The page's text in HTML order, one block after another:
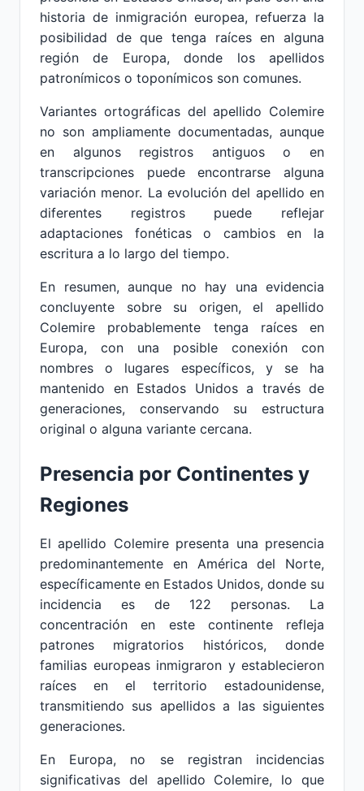
historia de inmigración europea, refuerza la
posibilidad de que tenga raíces en alguna
región de Europa, donde los apellidos
patronímicos o toponímicos son comunes.
Variantes ortográficas del apellido Colemire
no son ampliamente documentadas, aunque
en algunos registros antiguos o en
transcripciones puede encontrarse alguna
variación menor. La evolución del apellido en
diferentes registros puede reflejar
adaptaciones fonéticas o cambios en la
escritura a lo largo del tiempo.
En resumen, aunque no hay una evidencia
concluyente sobre su origen, el apellido
Colemire probablemente tenga raíces en
Europa, con una posible conexión con
nombres o lugares específicos, y se ha
mantenido en Estados Unidos a través de
generaciones, conservando su estructura
original o alguna variante cercana.
Presencia por Continentes y
Regiones
El apellido Colemire presenta una presencia
predominantemente en América del Norte,
específicamente en Estados Unidos, donde su
incidencia es de 122 personas. La
concentración en este continente refleja
patrones migratorios históricos, donde
familias europeas inmigraron y establecieron
raíces en el territorio estadounidense,
transmitiendo sus apellidos a las siguientes
generaciones.
En Europa, no se registran incidencias
significativas del apellido Colemire, lo que